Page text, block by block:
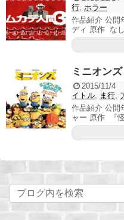
行 ホラー
作品紹介 公開
ディ 原作 なし
ミニオン
2015/11/4
イトル
ま行
作品紹介 公開
ャー 原作 『